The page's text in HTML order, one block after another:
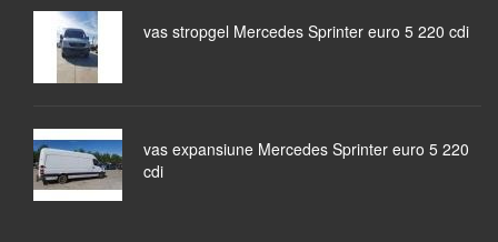
vas stropgel Mercedes Sprinter euro 5 220 cdi
vas expansiune Mercedes Sprinter euro 5 220
cdi